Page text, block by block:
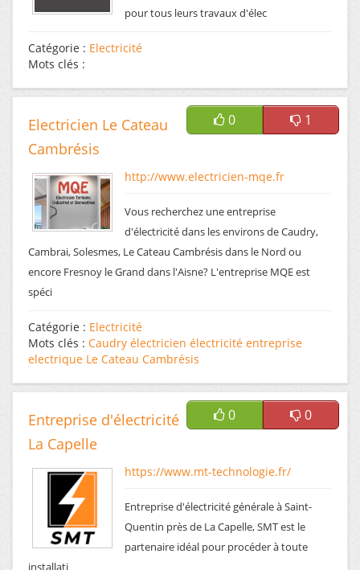
pour tous leurs travaux d'élec
Catégorie : Electricité
Mots clés :
0 1
Electricien Le Cateau
Cambrésis
http://www.electricien-mqe.fr
Vous recherchez une entreprise
d'électricité dans les environs de Caudry,
Cambrai, Solesmes, Le Cateau Cambrésis dans le Nord ou
encore Fresnoy le Grand dans l'Aisne? L'entreprise MQE est
spéci
Catégorie : Electricité
Mots clés : Caudry électricien électricité entreprise
electrique Le Cateau Cambrésis
0 0
Entreprise d'électricité
La Capelle
https://www.mt-technologie.fr/
Entreprise d'électricité générale à Saint-
Quentin près de La Capelle, SMT est le
partenaire idéal pour procéder à toute
installati